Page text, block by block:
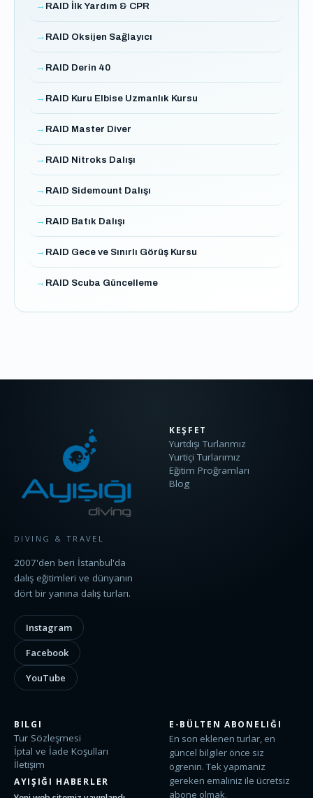
RAID İlk Yardım & CPR
RAID Oksijen Sağlayıcı
RAID Derin 40
RAID Kuru Elbise Uzmanlık Kursu
RAID Master Diver
RAID Nitroks Dalışı
RAID Sidemount Dalışı
RAID Batık Dalışı
RAID Gece ve Sınırlı Görüş Kursu
RAID Scuba Güncelleme
DIVING & TRAVEL
2007'den beri İstanbul'da
dalış eğitimleri ve dünyanın
dört bir yanına dalış turları.
Instagram
Facebook
YouTube
KEŞFET
Yurtdışı Turlarımız
Yurtiçi Turlarımız
Eğitim Proğramları
Blog
BILGI
Tur Sözleşmesi
İptal ve İade Koşulları
İletişim
AYIŞIĞI HABERLER
E-BÜLTEN ABONELIĞI
En son eklenen turlar, en
güncel bilgiler önce siz
ögrenin. Tek yapmaniz
gereken emaliniz ile ücretsiz
abone olmak.